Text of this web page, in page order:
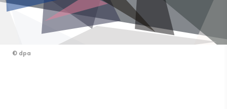
© dpa